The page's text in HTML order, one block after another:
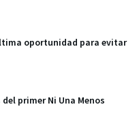
oportunidad para evitar
primer Ni Una Menos